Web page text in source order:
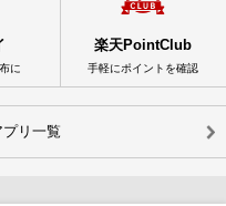
に
楽天PointClub
手軽にポイントを確認
プリ一覧